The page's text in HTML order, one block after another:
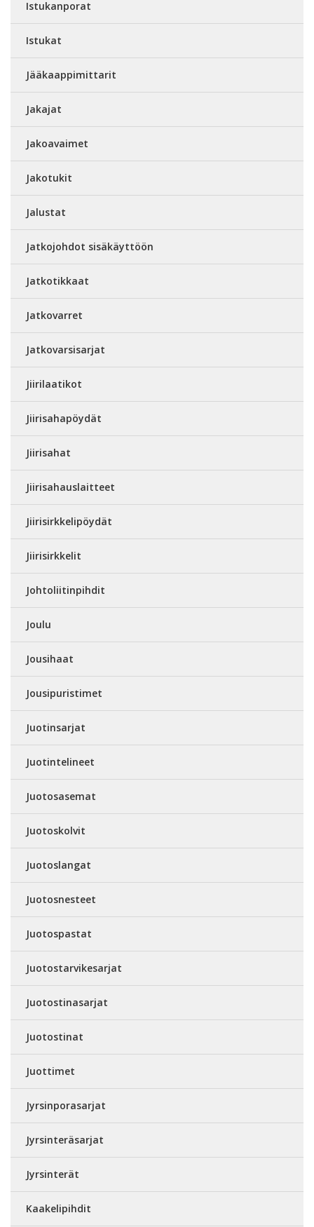
Istukanporat
Istukat
Jääkaappimittarit
Jakajat
Jakoavaimet
Jakotukit
Jalustat
Jatkojohdot sisäkäyttöön
Jatkotikkaat
Jatkovarret
Jatkovarsisarjat
Jiirilaatikot
Jiirisahapöydät
Jiirisahat
Jiirisahauslaitteet
Jiirisirkkelipöydät
Jiirisirkkelit
Johtoliitinpihdit
Joulu
Jousihaat
Jousipuristimet
Juotinsarjat
Juotintelineet
Juotosasemat
Juotoskolvit
Juotoslangat
Juotosnesteet
Juotospastat
Juotostarvikesarjat
Juotostinasarjat
Juotostinat
Juottimet
Jyrsinporasarjat
Jyrsinteräsarjat
Jyrsinterät
Kaakelipihdit